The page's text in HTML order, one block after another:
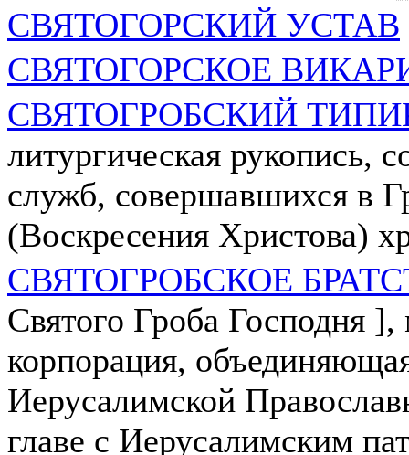
СВЯТОГОРСКИЙ УСТАВ
СВЯТОГОРСКОЕ
СВЯТОГРОБСКИЙ
литургическая рукопись,
служб, совершавшихся в
(Воскресения Христова)
СВЯТОГРОБСКОЕ
Святого Гроба Господня
корпорация,
Иерусалимской
главе с Иерусалимским